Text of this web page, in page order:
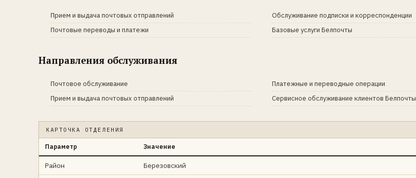
Прием и выдача почтовых отправлений
Почтовые переводы и платежи
Обслуживание подписки и корреспонденции
Базовые услуги Белпочты
Направления обслуживания
Почтовое обслуживание
Прием и выдача почтовых отправлений
Платежные и переводные операции
Сервисное обслуживание клиентов Белпочты
КАРТОЧКА ОТДЕЛЕНИЯ
Параметр Значение
Район Березовский